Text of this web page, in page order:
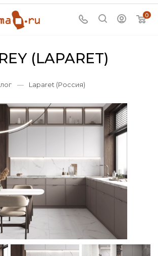
0
(LAPARET)
— Laparet (Россия)